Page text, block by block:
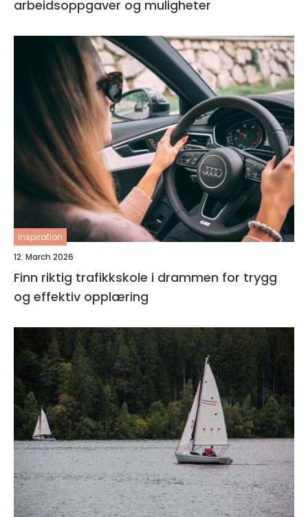
arbeidsoppgaver og muligheter
inspiration
12. March 2026
Finn riktig trafikkskole i drammen for trygg
og effektiv opplæring